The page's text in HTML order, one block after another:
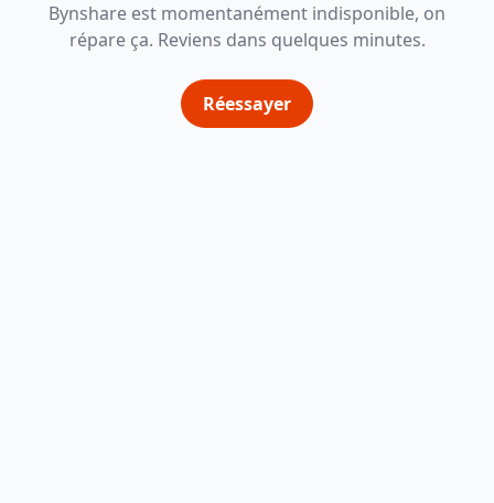
Bynshare est momentanément indisponible, on
répare ça. Reviens dans quelques minutes.
Réessayer